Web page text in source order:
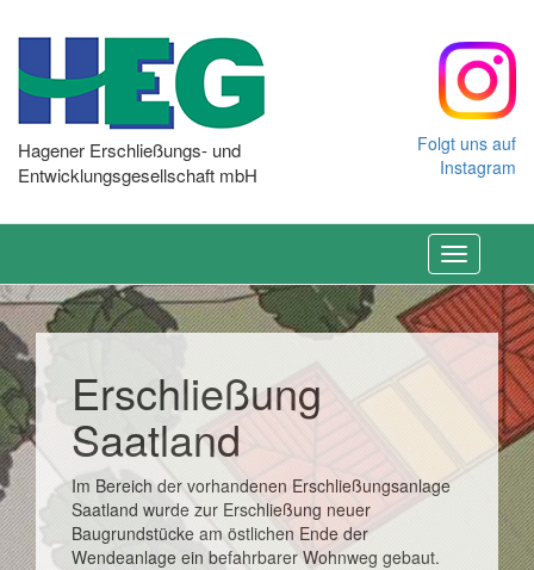
Hagener Erschließungs- und
Entwicklungsgesellschaft mbH
Folgt uns auf
Instagram
Toggle
navigation
Erschließung
Saatland
Im Bereich der vorhandenen Erschließungsanlage
Saatland wurde zur Erschließung neuer
Baugrundstücke am östlichen Ende der
Wendeanlage ein befahrbarer Wohnweg gebaut.